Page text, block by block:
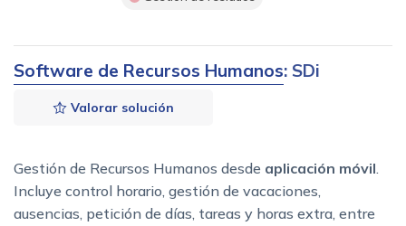
Software de Recursos Humanos: SDi
Valorar solución
Gestión de Recursos Humanos desde aplicación móvil.
Incluye control horario, gestión de vacaciones,
ausencias, petición de días, tareas y horas extra, entre